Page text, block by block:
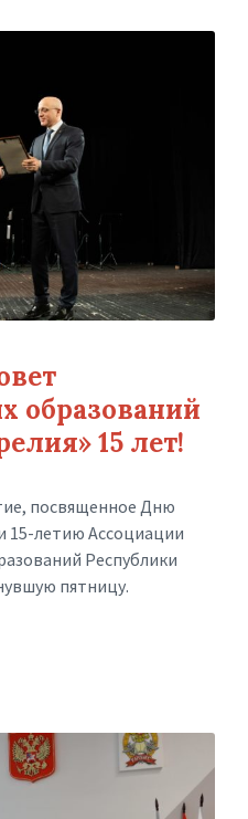
образований
15 лет!
посвященное Дню
15-летию Ассоциации
Республики
пятницу.